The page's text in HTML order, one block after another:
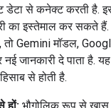
से कनेक्ट करती है.
इस्तेमाल कर सकते हैं.
तो Gemini मॉडल,
जानकारी दे पाता है.
से होती है.